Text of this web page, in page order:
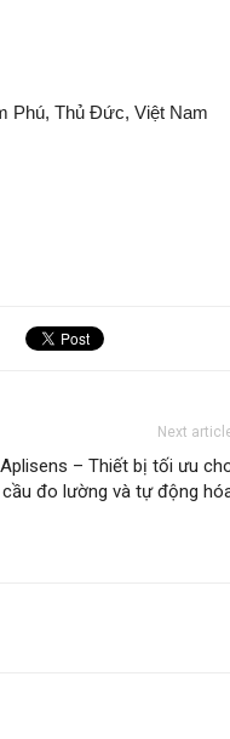
Phú, Thủ Đức, Việt Nam
Next
– Thiết bị tối ưu
đo lường và tự động